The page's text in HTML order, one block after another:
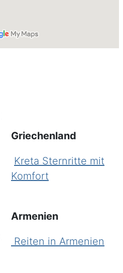
Griechenland
Kreta Sternritte mit
Komfort
Armenien
Reiten in Armenien